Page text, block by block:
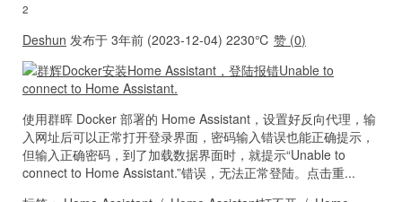
2
Deshun 发布于 3年前 (2023-12-04) 2230℃ 赞 (0)
使用群晖 Docker 部署的 Home Assistant，设置好反向代理，输
入网址后可以正常打开登录界面，密码输入错误也能正确提示，
但输入正确密码，到了加载数据界面时，就提示“Unable to
connect to Home Assistant.”错误，无法正常登陆。点击重...